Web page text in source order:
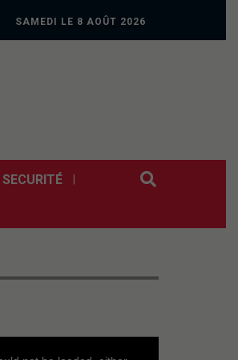
SAMEDI LE 8 AOÛT 2026
SECURITÉ